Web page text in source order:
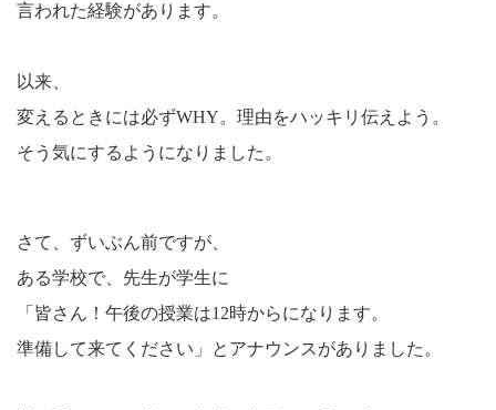
言われた経験があります。
以来、
変えるときには必ずWHY。理由をハッキリ伝えよう。
そう気にするようになりました。
さて、ずいぶん前ですが、
ある学校で、先生が学生に
「皆さん！午後の授業は12時からになります。
準備して来てください」とアナウンスがありました。